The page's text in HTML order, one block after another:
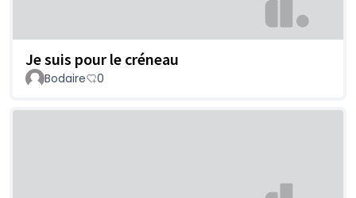
Je suis pour le créneau
Bodaire 0